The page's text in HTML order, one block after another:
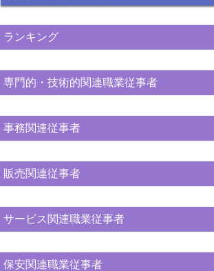
ランキング
専門的・技術的関連職業従事者
事務関連従事者
販売関連従事者
サービス関連職業従事者
保安関連職業従事者